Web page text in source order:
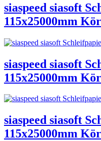
siaspeed siasoft
115x25000mm
siaspeed siasoft
115x25000mm
siaspeed siasoft
115x25000mm